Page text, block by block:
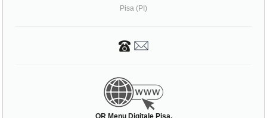
Pisa (PI)
QR Menu Digitale Pisa,